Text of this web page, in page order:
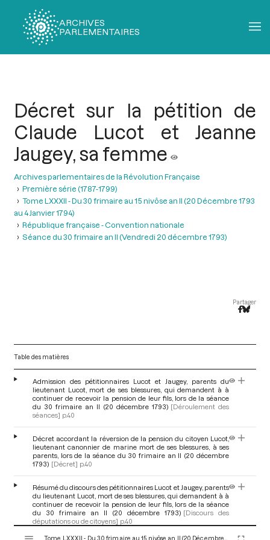
ARCHIVES
PARLEMENTAIRES
Décret sur la pétition de
Claude Lucot et Jeanne
Jaugey, sa femme
Archives parlementaires de la Révolution Française
Première série (1787-1799)
Tome LXXXII - Du 30 frimaire au 15 nivôse an II (20 Décembre 1793
au 4 Janvier 1794)
République française - Convention nationale
Séance du 30 frimaire an II (Vendredi 20 décembre 1793)
Partager
Table des matières
Admission des pétitionnaires Lucot et Jaugey, parents du
lieutenant Lucot, mort de ses blessures, qui demandent à à
continuer de recevoir la pension de leur fils, lors de la séance
du 30 frimaire an II (20 décembre 1793) [Déroulement des
séances] p.40
Décret accordant la réversion de la pension du citoyen Lucot,
lieutenant canonnier de marine mort de ses blessures, à ses
parents, lors de la séance du 30 frimaire an II (20 décembre
1793) [Décret] p.40
Résumé du discours des pétitionnaires Lucot et Jaugey, parents
du lieutenant Lucot, mort de ses blessures, qui demandent à à
continuer de recevoir la pension de leur fils, lors de la séance
du 30 frimaire an II (20 décembre 1793) [Discours des
députations ou de citoyens] p.40